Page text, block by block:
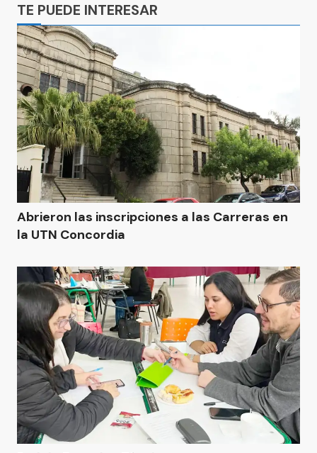
TE PUEDE INTERESAR
Abrieron las inscripciones a las Carreras en
la UTN Concordia